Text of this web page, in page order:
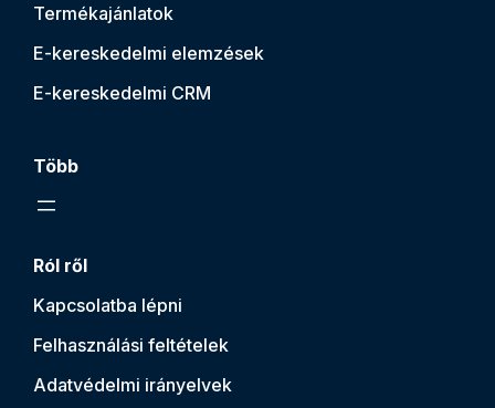
Termékajánlatok
E-kereskedelmi elemzések
E-kereskedelmi CRM
Több
Ról ről
Kapcsolatba lépni
Felhasználási feltételek
Adatvédelmi irányelvek